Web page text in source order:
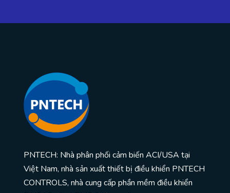
PNTECH: Nhà phân phối cảm biến ACI/USA tại
Việt Nam, nhà sản xuất thiết bị điều khiển PNTECH
CONTROLS, nhà cung cấp phần mềm điều khiển